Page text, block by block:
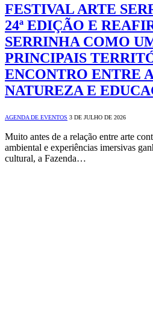
FESTIVAL ARTE
24ª EDIÇÃO E
SERRINHA COMO
PRINCIPAIS
ENCONTRO ENTRE
NATUREZA E
AGENDA DE EVENTOS 3 DE JULHO DE 2026
Muito antes de a relação entre arte
ambiental e experiências imersivas
cultural, a Fazenda…